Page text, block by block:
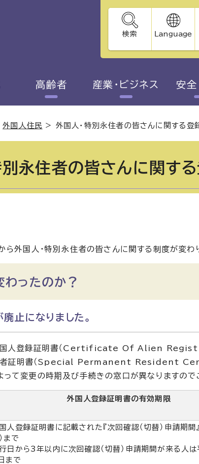
検索 Language
高齢者 産業・ビジネス 安全
外国人住民 > 外国人・特別永住者の皆さんに関する登
別永住者の皆さんに関す
外国人・特別永住者の皆さんに関する制度が変わ
わったのか？
止になりました。
国人登録証明書（Certificate Of Alien
者証明書（Special Permanent Resident
って変更の時期及び手続きの窓口が異なりますので
外国人登録証明書の有効期限
人登録証明書に記載された『次回確認（切替）申請期間
まで
日から3年以内に次回確認（切替）申請期間が来る人
まで